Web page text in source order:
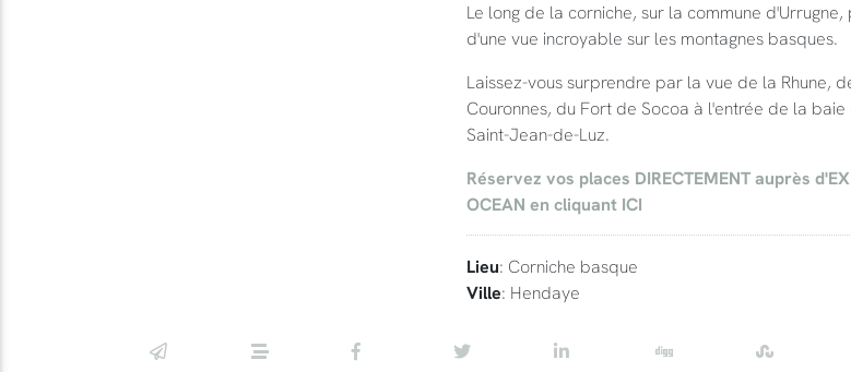
Le long de la corniche, sur la commune d'Urrugne,
d'une vue incroyable sur les montagnes basques.
Laissez-vous surprendre par la vue de la Rhune,
Couronnes, du Fort de Socoa à l'entrée de la baie
Saint-Jean-de-Luz.
Réservez vos places DIRECTEMENT auprès
OCEAN en cliquant ICI
Lieu: Corniche basque
Ville: Hendaye